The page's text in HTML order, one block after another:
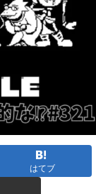
はてブ